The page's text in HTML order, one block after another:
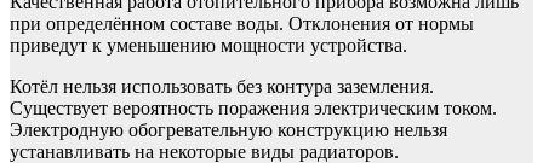
при определённом составе воды. Отклонения от нормы
приведут к уменьшению мощности устройства.
Котёл нельзя использовать без контура заземления.
Существует вероятность поражения электрическим током.
Электродную обогревательную конструкцию нельзя
устанавливать на некоторые виды радиаторов.